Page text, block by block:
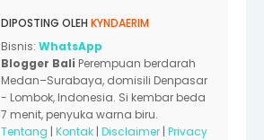
DIPOSTING OLEH KYNDAERIM
Bisnis: WhatsApp
Blogger Bali Perempuan berdarah
Medan–Surabaya, domisili Denpasar
- Lombok, Indonesia. Si kembar beda
7 menit, penyuka warna biru.
Tentang | Kontak | Disclaimer | Privacy